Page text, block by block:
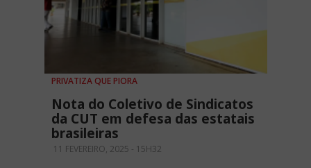
PRIVATIZA QUE PIORA
Nota do Coletivo de Sindicatos
da CUT em defesa das estatais
brasileiras
11 FEVEREIRO, 2025 - 15H32